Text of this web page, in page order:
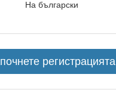
На български
регистрацията